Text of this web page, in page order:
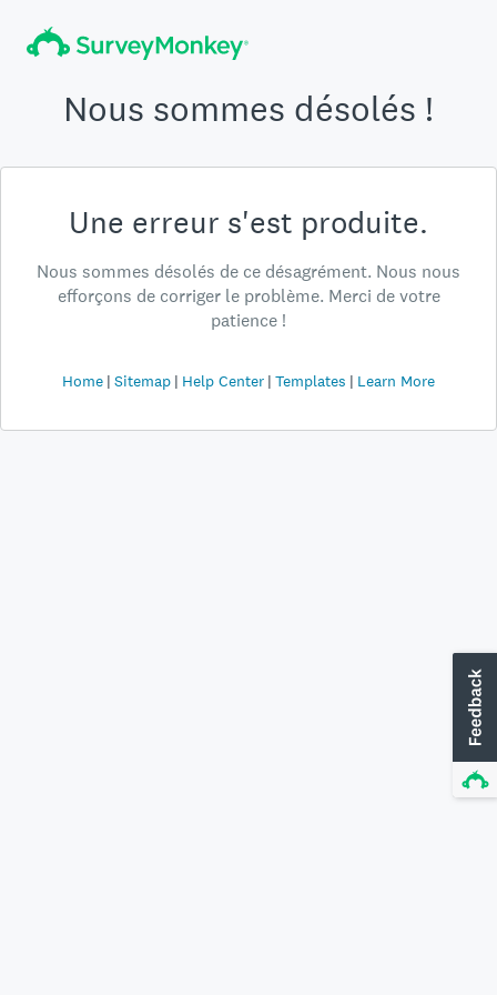
Nous sommes désolés !
Une erreur s'est produite.
Nous sommes désolés de ce désagrément. Nous nous
efforçons de corriger le problème. Merci de votre
patience !
Home Sitemap Help Center Templates Learn More